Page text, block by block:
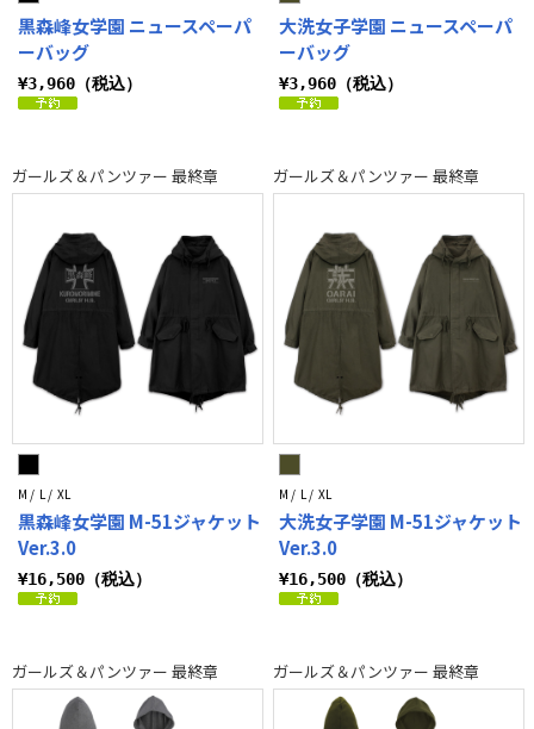
黒森峰女学園 ニュースペーパ
ーバッグ
¥3,960（税込）
大洗女子学園 ニュースペーパ
ーバッグ
¥3,960（税込）
ガールズ＆パンツァー 最終章
M / L / XL
黒森峰女学園 M-51ジャケット
Ver.3.0
¥16,500（税込）
ガールズ＆パンツァー 最終章
M / L / XL
大洗女子学園 M-51ジャケット
Ver.3.0
¥16,500（税込）
ガールズ＆パンツァー 最終章 ガールズ＆パンツァー 最終章